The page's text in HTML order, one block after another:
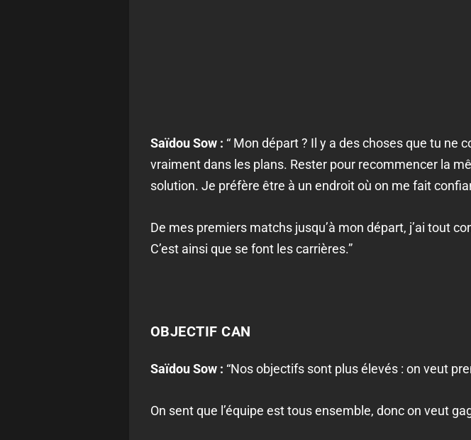
Saïdou Sow : “ Mon départ ? Il y a des choses que tu ne
vraiment dans les plans. Rester pour recommencer la
solution. Je préfère être à un endroit où on me fait
De mes premiers matchs jusqu’à mon départ, j’ai tout
C’est ainsi que se font les carrières.”
OBJECTIF CAN
Saïdou Sow : “Nos objectifs sont plus élevés : on veut
On sent que l’équipe est tous ensemble, donc on veut